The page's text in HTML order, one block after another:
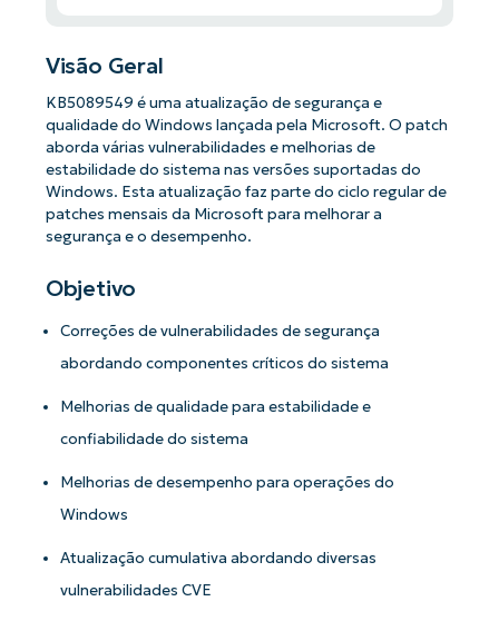
Visão Geral
KB5089549 é uma atualização de segurança e
qualidade do Windows lançada pela Microsoft. O patch
aborda várias vulnerabilidades e melhorias de
estabilidade do sistema nas versões suportadas do
Windows. Esta atualização faz parte do ciclo regular de
patches mensais da Microsoft para melhorar a
segurança e o desempenho.
Objetivo
Correções de vulnerabilidades de segurança
abordando componentes críticos do sistema
Melhorias de qualidade para estabilidade e
confiabilidade do sistema
Melhorias de desempenho para operações do
Windows
Atualização cumulativa abordando diversas
vulnerabilidades CVE